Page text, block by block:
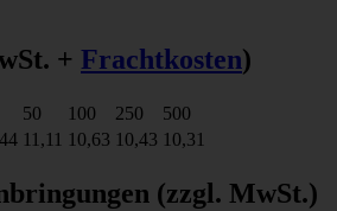
+ Frachtkosten)
50 100 250
500
11,11 10,63 10,43 10,31
(zzgl. MwSt.)